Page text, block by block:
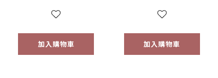
加入購物車 加入購物車